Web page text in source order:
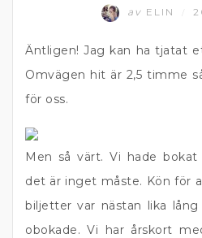
av ELIN
Äntligen! Jag kan ha tjatat
Omvägen hit är 2,5 timme
för oss.
Men så värt. Vi hade
det är inget måste. Kön för
biljetter var nästan lika
obokade. Vi har årskort